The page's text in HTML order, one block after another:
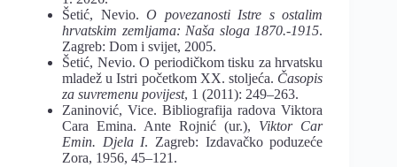
Šetić, Nevio.O povezanosti Istre s ostalim
hrvatskim zemljama: Naša sloga 1870.-1915.
Zagreb: Dom i svijet, 2005.
Šetić, Nevio. O periodičkom tisku za hrvatsku
mladež u Istri početkom XX. stoljeća. Časopis
za suvremenu povijest, 1 (2011): 249–263.
Zaninović, Vice. Bibliografija radova Viktora
Cara Emina. Ante Rojnić (ur.), Viktor Car
Emin. Djela I. Zagreb: Izdavačko poduzeće
Zora, 1956, 45–121.